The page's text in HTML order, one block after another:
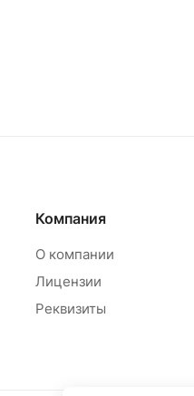
Компания
О компании
Лицензии
Реквизиты